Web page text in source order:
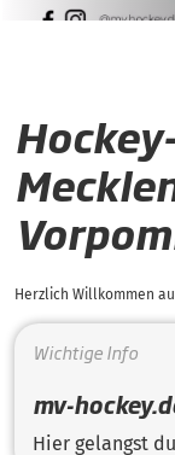
Herzlich Willkommen
Wichtige Info
mv-
Hier gelangst